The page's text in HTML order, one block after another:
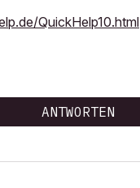
QuickHelp10.html
ANTWORTEN